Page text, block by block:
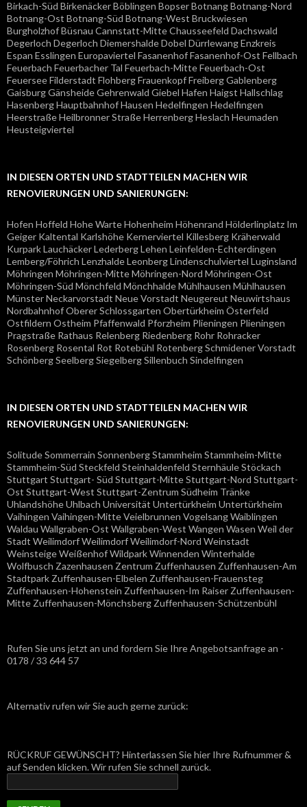
Birkach-Süd Birkenäcker Böblingen Bopser Botnang Botnang-Nord
Botnang-Ost Botnang-Süd Botnang-West Bruckwiesen
Burgholzhof Büsnau Cannstatt-Mitte Chausseefeld Dachswald
Degerloch Degerloch Diemershalde Dobel Dürrlewang Enzkreis
Espan Esslingen Europaviertel Fasanenhof Fasanenhof-Ost Fellbach
Feuerbach Feuerbacher Tal Feuerbach-Mitte Feuerbach-Ost
Feuersee Filderstadt Flohberg Frauenkopf Freiberg Gablenberg
Gaisburg Gänsheide Gehrenwald Giebel Hafen Haigst Hallschlag
Hasenberg Hauptbahnhof Hausen Hedelfingen Hedelfingen
Heerstraße Heilbronner Straße Herrenberg Heslach Heumaden
Heusteigviertel
IN DIESEN ORTEN UND STADTTEILEN MACHEN WIR
RENOVIERUNGEN UND SANIERUNGEN:
Hofen Hoffeld Hohe Warte Hohenheim Höhenrand Hölderlinplatz Im
Geiger Kaltental Karlshöhe Kernerviertel Killesberg Kräherwald
Kurpark Lauchäcker Lederberg Lehen Leinfelden-Echterdingen
Lemberg/Föhrich Lenzhalde Leonberg Lindenschulviertel Luginsland
Möhringen Möhringen-Mitte Möhringen-Nord Möhringen-Ost
Möhringen-Süd Mönchfeld Mönchhalde Mühlhausen Mühlhausen
Münster Neckarvorstadt Neue Vorstadt Neugereut Neuwirtshaus
Nordbahnhof Oberer Schlossgarten Obertürkheim Österfeld
Ostfildern Ostheim Pfaffenwald Pforzheim Plieningen Plieningen
Pragstraße Rathaus Relenberg Riedenberg Rohr Rohracker
Rosenberg Rosental Rot Rotebühl Rotenberg Schmidener Vorstadt
Schönberg Seelberg Siegelberg Sillenbuch Sindelfingen
IN DIESEN ORTEN UND STADTTEILEN MACHEN WIR
RENOVIERUNGEN UND SANIERUNGEN:
Solitude Sommerrain Sonnenberg Stammheim Stammheim-Mitte
Stammheim-Süd Steckfeld Steinhaldenfeld Sternhäule Stöckach
Stuttgart Stuttgart- Süd Stuttgart-Mitte Stuttgart-Nord Stuttgart-
Ost Stuttgart-West Stuttgart-Zentrum Südheim Tränke
Uhlandshöhe Uhlbach Universität Untertürkheim Untertürkheim
Vaihingen Vaihingen-Mitte Veielbrunnen Vogelsang Waiblingen
Waldau Wallgraben-Ost Wallgraben-West Wangen Wasen Weil der
Stadt Weilimdorf Weilimdorf Weilimdorf-Nord Weinstadt
Weinsteige Weißenhof Wildpark Winnenden Winterhalde
Wolfbusch Zazenhausen Zentrum Zuffenhausen Zuffenhausen-Am
Stadtpark Zuffenhausen-Elbelen Zuffenhausen-Frauensteg
Zuffenhausen-Hohenstein Zuffenhausen-Im Raiser Zuffenhausen-
Mitte Zuffenhausen-Mönchsberg Zuffenhausen-Schützenbühl
Rufen Sie uns jetzt an und fordern Sie Ihre Angebotsanfrage an -
0178 / 33 644 57
Alternativ rufen wir Sie auch gerne zurück:
RÜCKRUF GEWÜNSCHT? Hinterlassen Sie hier Ihre Rufnummer &
auf Senden klicken. Wir rufen Sie schnell zurück.